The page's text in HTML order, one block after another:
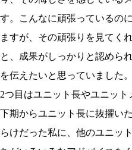
す。こんなに頑張っているの
ますが、その頑張りを見てく
と、成果がしっかりと認めら
を伝えたいと思っていました。
2つ目はユニット長やユニット
下期からユニット長に抜擢い
らけだった私に、他のユニッ